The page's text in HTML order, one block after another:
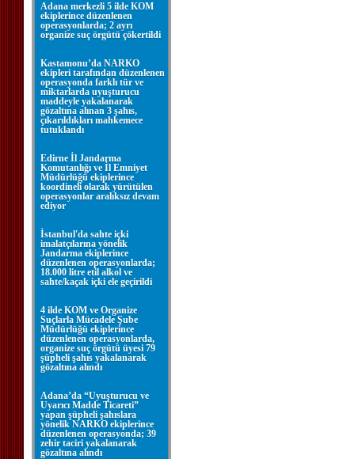
Adana merkezli 5 ilde KOM
ekiplerince düzenlenen
operasyonlarda; 2 ayrı
organize suç örgütü çökertildi
Kastamonu’da NARKO
ekipleri tarafından düzenlenen
operasyonda farklı tür ve
miktarlarda uyuşturucu
maddeyle yakalanarak
gözaltına alınan 3 şahıs,
çıkarıldıkları mahkemece
tutuklandı
Edirne İl Jandarma
Komutanlığı ve İl Emniyet
Müdürlüğü ekiplerince
koordineli olarak yürütülen
operasyonlar aralıksız devam
ediyor
İstanbul'da sahte içki
imalatçılarına yönelik
Jandarma ekiplerince
düzenlenen operasyonlarda;
18.000 litre etil alkol ve
sahte/kaçak içki ele geçirildi
4 ilde KOM ve Organize
Suçlarla Mücadele Şube
Müdürlüğü ekiplerince
düzenlenen operasyonlarda,
organize suç örgütü üyesi 79
şüpheli şahıs yakalanarak
gözaltına alındı
Adana’da “Uyuşturucu ve
Uyarıcı Madde Ticareti”
yapan şüpheli şahıslara
yönelik NARKO ekiplerince
düzenlenen operasyonda; 39
zehir taciri yakalanarak
gözaltına alındı